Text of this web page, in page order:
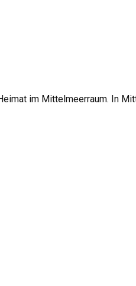
im Mittelmeerraum. In